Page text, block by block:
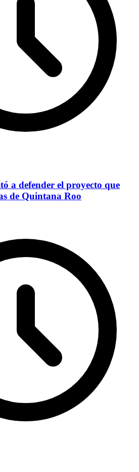
a defender el proyecto que
de Quintana Roo